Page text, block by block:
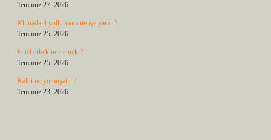
Temmuz 27, 2026
Klimada 4 yollu vana ne işe yarar ?
Temmuz 25, 2026
Entel erkek ne demek ?
Temmuz 25, 2026
Kalbi ne yumuşatır ?
Temmuz 23, 2026